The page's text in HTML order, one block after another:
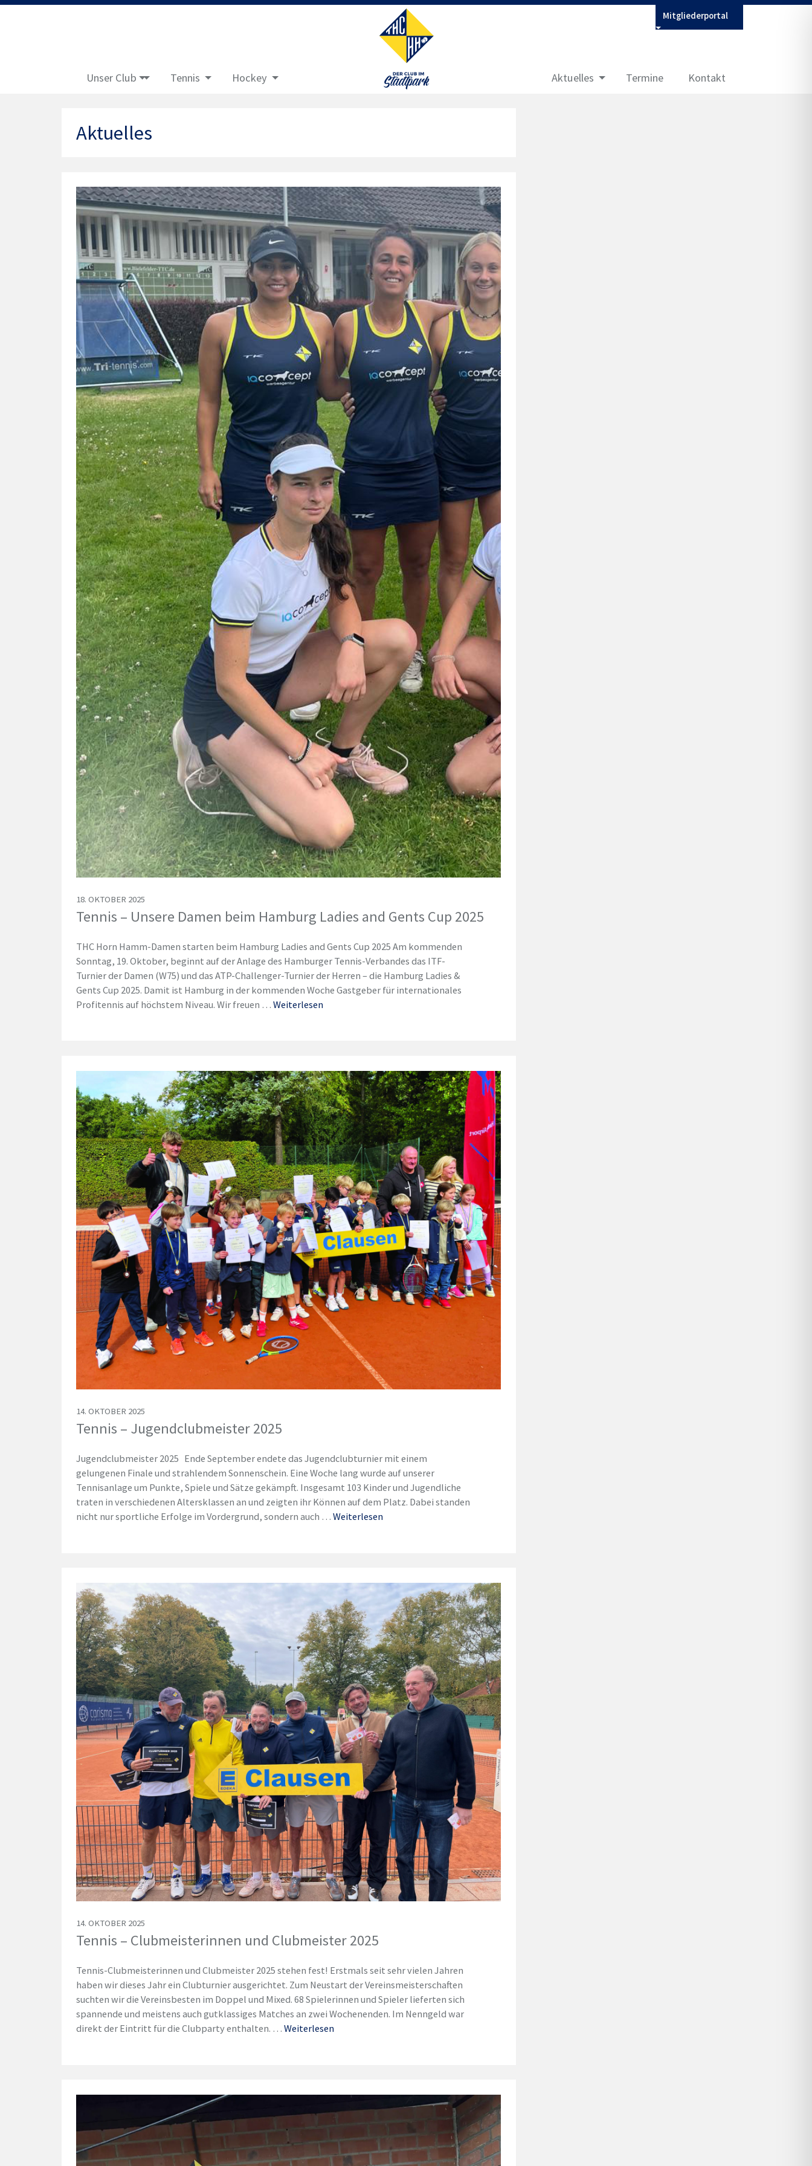
Unser Club Tennis Hockey
Mitgliederportal
Aktuelles Termine Kontakt
Aktuelles
Tennis – Unsere Damen beim Hamburg Ladies and Gents Cup 2025
18. OKTOBER 2025
THC Horn Hamm-Damen starten beim Hamburg Ladies and Gents Cup 2025 Am kommenden
Sonntag, 19. Oktober, beginnt auf der Anlage des Hamburger Tennis-Verbandes das ITF-
Turnier der Damen (W75) und das ATP-Challenger-Turnier der Herren – die Hamburg Ladies &
Gents Cup 2025. Damit ist Hamburg in der kommenden Woche Gastgeber für internationales
Profitennis auf höchstem Niveau. Wir freuen …Weiterlesen
Tennis – Jugendclubmeister 2025
14. OKTOBER 2025
Jugendclubmeister 2025 Ende September endete das Jugendclubturnier mit einem
gelungenen Finale und strahlendem Sonnenschein. Eine Woche lang wurde auf unserer
Tennisanlage um Punkte, Spiele und Sätze gekämpft. Insgesamt 103 Kinder und Jugendliche
traten in verschiedenen Altersklassen an und zeigten ihr Können auf dem Platz. Dabei standen
nicht nur sportliche Erfolge im Vordergrund, sondern auch …Weiterlesen
Tennis – Clubmeisterinnen und Clubmeister 2025
14. OKTOBER 2025
Tennis-Clubmeisterinnen und Clubmeister 2025 stehen fest! Erstmals seit sehr vielen Jahren
haben wir dieses Jahr ein Clubturnier ausgerichtet. Zum Neustart der Vereinsmeisterschaften
suchten wir die Vereinsbesten im Doppel und Mixed. 68 Spielerinnen und Spieler lieferten sich
spannende und meistens auch gutklassiges Matches an zwei Wochenenden. Im Nenngeld war
direkt der Eintritt für die Clubparty enthalten. …Weiterlesen